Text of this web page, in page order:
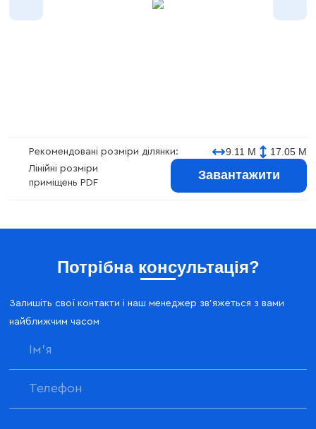
Рекомендовані розміри ділянки: 9.11 М 17.05 М
Лінійні розміри
приміщень PDF
Завантажити
Потрібна консультація?
Залишіть свої контакти і наш менеджер зв'яжеться з вами
найближчим часом